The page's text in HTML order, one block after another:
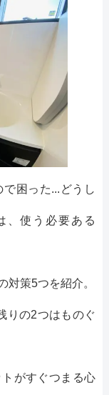
で困った...どうし
、使う必要ある
対策5つを紹介。
りの2つはものぐ
がすぐつまる心